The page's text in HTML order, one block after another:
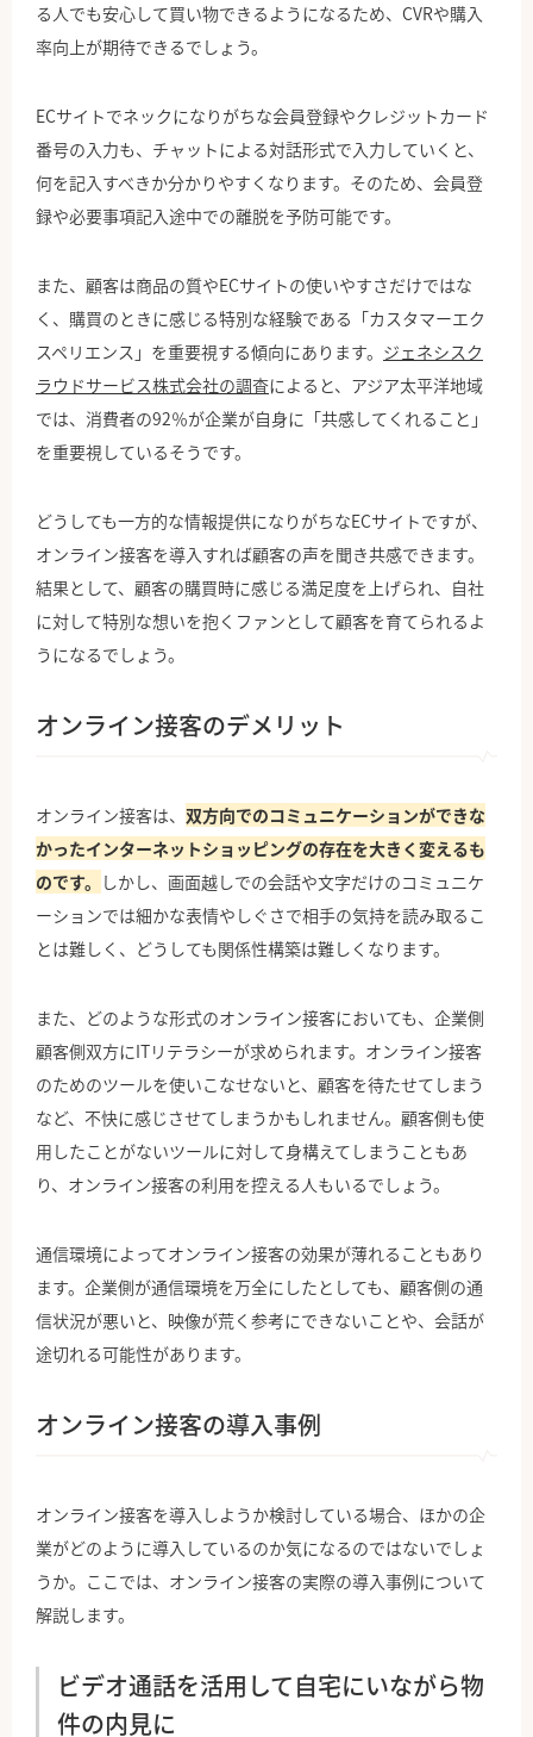
る人でも安心して買い物できるようになるため、CVRや購入
率向上が期待できるでしょう。
ECサイトでネックになりがちな会員登録やクレジットカード
番号の入力も、チャットによる対話形式で入力していくと、
何を記入すべきか分かりやすくなります。そのため、会員登
録や必要事項記入途中での離脱を予防可能です。
また、顧客は商品の質やECサイトの使いやすさだけではな
く、購買のときに感じる特別な経験である「カスタマーエク
スペリエンス」を重要視する傾向にあります。 ジェネシスク
ラウドサービス株式会社の調査によると、アジア太平洋地域
では、消費者の92％が企業が自身に「共感してくれること」
を重要視しているそうです。
どうしても一方的な情報提供になりがちなECサイトですが、
オンライン接客を導入すれば顧客の声を聞き共感できます。
結果として、顧客の購買時に感じる満足度を上げられ、自社
に対して特別な想いを抱くファンとして顧客を育てられるよ
うになるでしょう。
オンライン接客のデメリット
オンライン接客は、 双方向でのコミュニケーションができな
かったインターネットショッピングの存在を大きく変えるも
のです。 しかし、画面越しでの会話や文字だけのコミュニケ
ーションでは細かな表情やしぐさで相手の気持を読み取るこ
とは難しく、どうしても関係性構築は難しくなります。
また、どのような形式のオンライン接客においても、企業側
顧客側双方にITリテラシーが求められます。オンライン接客
のためのツールを使いこなせないと、顧客を待たせてしまう
など、不快に感じさせてしまうかもしれません。顧客側も使
用したことがないツールに対して身構えてしまうこともあ
り、オンライン接客の利用を控える人もいるでしょう。
通信環境によってオンライン接客の効果が薄れることもあり
ます。企業側が通信環境を万全にしたとしても、顧客側の通
信状況が悪いと、映像が荒く参考にできないことや、会話が
途切れる可能性があります。
オンライン接客の導入事例
オンライン接客を導入しようか検討している場合、ほかの企
業がどのように導入しているのか気になるのではないでしょ
うか。ここでは、オンライン接客の実際の導入事例について
解説します。
ビデオ通話を活用して自宅にいながら物
件の内見に